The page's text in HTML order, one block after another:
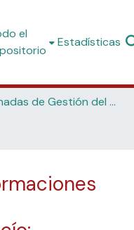
el
Estadísticas
Jornadas de Gestión del Patrimonio Bibliográfico